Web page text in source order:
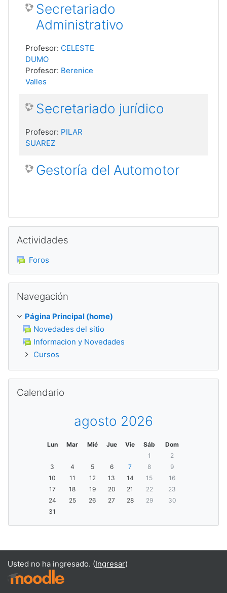
Secretariado
Administrativo
Profesor: CELESTE
DUMO
Profesor: Berenice
Valles
Secretariado jurídico
Profesor: PILAR
SUAREZ
Gestoría del Automotor
Actividades
Foros
Navegación
Página Principal (home)
Novedades del sitio
Informacion y Novedades
Cursos
Calendario
agosto 2026
Lun Mar Mié Jue Vie Sáb
Dom
1
2
3
4 5 6 7 8
9
10
11 12 13 14 15
16
17
18 19 20 21 22
23
24
25 26 27 28 29
30
31
Usted no ha ingresado. (Ingresar)